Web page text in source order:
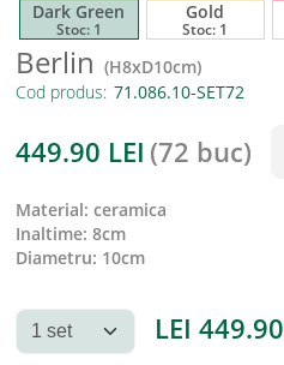
Dark Green
Stoc: 1
Gold
Stoc: 1
Berlin (H8xD10cm)
Cod produs:
449.90 LEI (72 buc)
material: ceramica
inaltime: 8cm
diametru: 10cm
LEI 449.90